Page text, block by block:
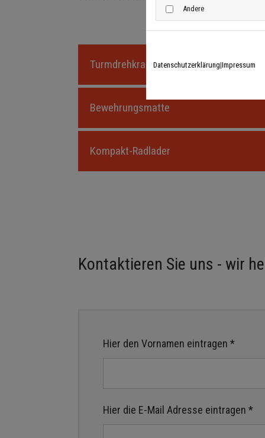
Turmdrehkran
Bewehrungsmatte
Kompakt-Radlader
Kontaktieren Sie uns - wir
Hier den Vornamen eintragen *
Hier die E-Mail Adresse eintragen *
Andere
Datenschutzerklärung|Impressum